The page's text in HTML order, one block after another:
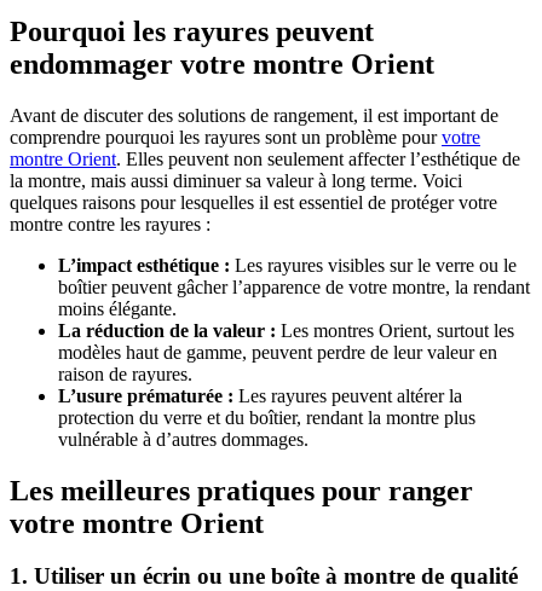
Pourquoi les rayures peuvent
endommager votre montre Orient
Avant de discuter des solutions de rangement, il est important de
comprendre pourquoi les rayures sont un problème pourvotre
montre Orient. Elles peuvent non seulement affecter l’esthétique de
la montre, mais aussi diminuer sa valeur à long terme. Voici
quelques raisons pour lesquelles il est essentiel de protéger votre
montre contre les rayures :
L’impact esthétique : Les rayures visibles sur le verre ou le
boîtier peuvent gâcher l’apparence de votre montre, la rendant
moins élégante.
La réduction de la valeur : Les montres Orient, surtout les
modèles haut de gamme, peuvent perdre de leur valeur en
raison de rayures.
L’usure prématurée : Les rayures peuvent altérer la
protection du verre et du boîtier, rendant la montre plus
vulnérable à d’autres dommages.
Les meilleures pratiques pour ranger
votre montre Orient
1. Utiliser un écrin ou une boîte à montre de qualité